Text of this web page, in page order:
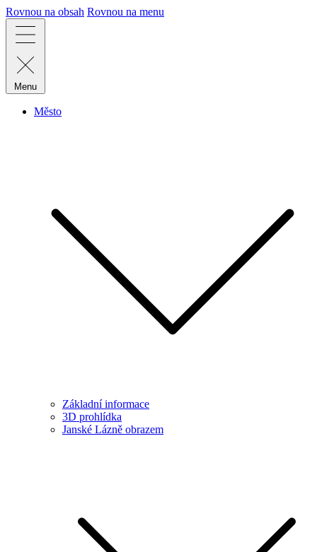
Rovnou na obsah Rovnou na menu
Menu
Město
Základní informace
3D prohlídka
Janské Lázně obrazem